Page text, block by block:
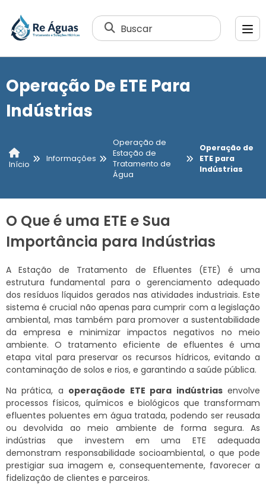
Buscar
Operação De ETE Para
Indústrias
Início
Informações
Operação de
Estação de
Tratamento de
Água
Operação de
ETE para
Indústrias
O Que é uma ETE e Sua
Importância para Indústrias
A Estação de Tratamento de Efluentes (ETE) é uma
estrutura fundamental para o gerenciamento adequado
dos resíduos líquidos gerados nas atividades industriais. Este
sistema é crucial não apenas para cumprir com a legislação
ambiental, mas também para promover a sustentabilidade
da empresa e minimizar impactos negativos no meio
ambiente. O tratamento eficiente de efluentes é uma
etapa vital para preservar os recursos hídricos, evitando a
contaminação de solos e rios, e garantindo a saúde pública.
Na prática, a operaçãode ETE para indústriasenvolve
processos físicos, químicos e biológicos que transformam
efluentes poluentes em água tratada, podendo ser reusada
ou devolvida ao meio ambiente de forma segura. As
indústrias que investem em uma ETE adequada
demonstram responsabilidade socioambiental, o que pode
prestigiar sua imagem e, consequentemente, favorecer a
fidelização de clientes e parceiros.